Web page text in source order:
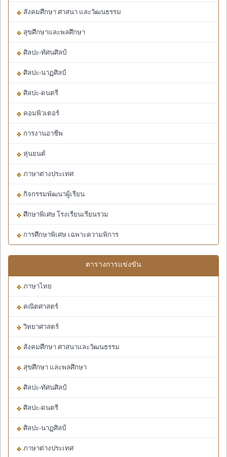
สังคมศึกษา ศาสนา และวัฒนธรรม
สุขศึกษาและพลศึกษา
ศิลปะ-ทัศนศิลป์
ศิลปะ-นาฏศิลป์
ศิลปะ-ดนตรี
คอมพิวเตอร์
การงานอาชีพ
หุ่นยนต์
ภาษาต่างประเทศ
กิจกรรมพัฒนาผู้เรียน
ศึกษาพิเศษ โรงเรียนเรียนรวม
การศึกษาพิเศษ เฉพาะความพิการ
ตารางการแข่งขัน
ภาษาไทย
คณิตศาสตร์
วิทยาศาสตร์
สังคมศึกษา ศาสนาและวัฒนธรรม
สุขศึกษา และพลศึกษา
ศิลปะ-ทัศนศิลป์
ศิลปะ-ดนตรี
ศิลปะ-นาฏศิลป์
ภาษาต่างประเทศ